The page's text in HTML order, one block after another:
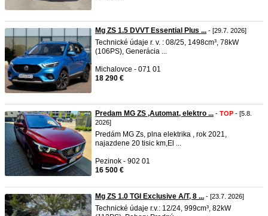
Mg ZS 1.5 DVVT Essential Plus ... - [29.7. 2026]
Technické údaje r. v. : 08/25, 1498cm³, 78kW
(106PS), Generácia ...
Michalovce - 071 01
18 290 €
Predam MG ZS ,Automat, elektro ... - TOP - [5.8.
2026]
Predám MG Zs, plna elektrika , rok 2021,
najazdene 20 tisic km,El ...
Pezinok - 902 01
16 500 €
Mg ZS 1.0 TGI Exclusive A/T, 8 ... - [23.7. 2026]
Technické údaje r.v.: 12/24, 999cm³, 82kW